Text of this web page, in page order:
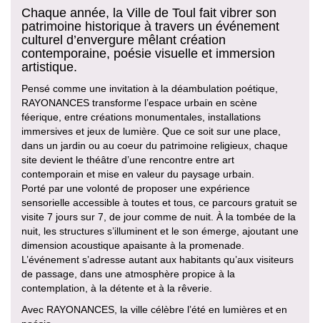
Chaque année, la Ville de Toul fait vibrer son
patrimoine historique à travers un événement
culturel d’envergure mêlant création
contemporaine, poésie visuelle et immersion
artistique.
Pensé comme une invitation à la déambulation poétique,
RAYONANCES transforme l’espace urbain en scène
féerique, entre créations monumentales, installations
immersives et jeux de lumière. Que ce soit sur une place,
dans un jardin ou au coeur du patrimoine religieux, chaque
site devient le théâtre d’une rencontre entre art
contemporain et mise en valeur du paysage urbain.
Porté par une volonté de proposer une expérience
sensorielle accessible à toutes et tous, ce parcours gratuit se
visite 7 jours sur 7, de jour comme de nuit. À la tombée de la
nuit, les structures s’illuminent et le son émerge, ajoutant une
dimension acoustique apaisante à la promenade.
L’événement s’adresse autant aux habitants qu’aux visiteurs
de passage, dans une atmosphère propice à la
contemplation, à la détente et à la rêverie.
Avec RAYONANCES, la ville célèbre l’été en lumières et en